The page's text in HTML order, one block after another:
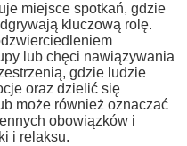
miejsce spotkań, gdzie
kluczową rolę.
lub chęci nawiązywania
gdzie ludzie
oraz dzielić się
może również oznaczać
obowiązków i
i relaksu.